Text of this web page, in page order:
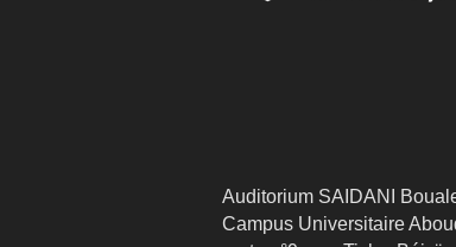
Auditorium SAIDANI
Campus Universitaire